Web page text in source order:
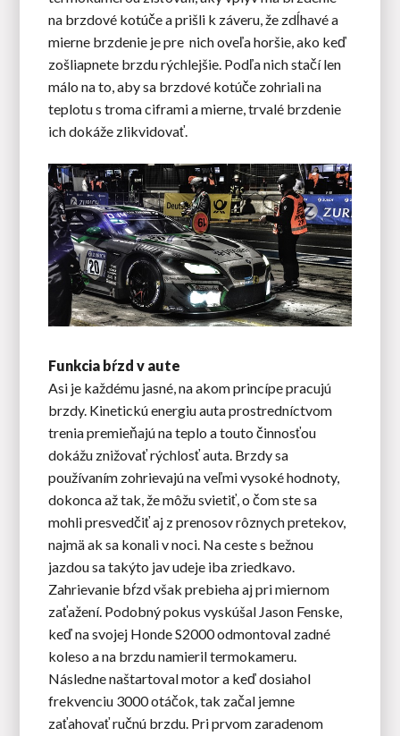
na brzdové kotúče a prišli k záveru, že zdĺhavé a
mierne brzdenie je pre nich oveľa horšie, ako keď
zošliapnete brzdu rýchlejšie. Podľa nich stačí len
málo na to, aby sa brzdové kotúče zohriali na
teplotu s troma ciframi a mierne, trvalé brzdenie
ich dokáže zlikvidovať.
Funkcia bŕzd v aute
Asi je každému jasné, na akom princípe pracujú
brzdy. Kinetickú energiu auta prostredníctvom
trenia premieňajú na teplo a touto činnosťou
dokážu znižovať rýchlosť auta. Brzdy sa
používaním zohrievajú na veľmi vysoké hodnoty,
dokonca až tak, že môžu svietiť, o čom ste sa
mohli presvedčiť aj z prenosov rôznych pretekov,
najmä ak sa konali v noci. Na ceste s bežnou
jazdou sa takýto jav udeje iba zriedkavo.
Zahrievanie bŕzd však prebieha aj pri miernom
zaťažení. Podobný pokus vyskúšal Jason Fenske,
keď na svojej Honde S2000 odmontoval zadné
koleso a na brzdu namieril termokameru.
Následne naštartoval motor a keď dosiahol
frekvenciu 3000 otáčok, tak začal jemne
zaťahovať ručnú brzdu. Pri prvom zaradenom